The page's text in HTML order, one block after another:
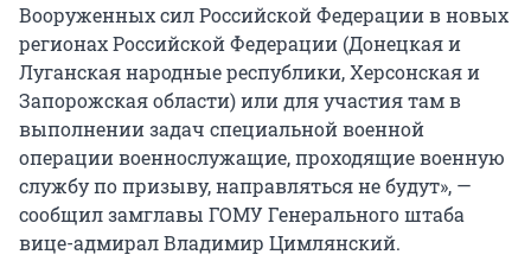
Вооруженных сил Российской Федерации в новых
регионах Российской Федерации (Донецкая и
Луганская народные республики, Херсонская и
Запорожская области) или для участия там в
выполнении задач специальной военной
операции военнослужащие, проходящие военную
службу по призыву, направляться не будут», —
сообщил замглавы ГОМУ Генерального штаба
вице-адмирал Владимир Цимлянский.